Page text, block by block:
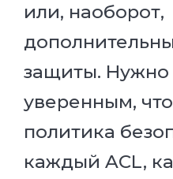
или, наоборот,
защиты. Нужно
уверенным,
политика
каждый ACL,